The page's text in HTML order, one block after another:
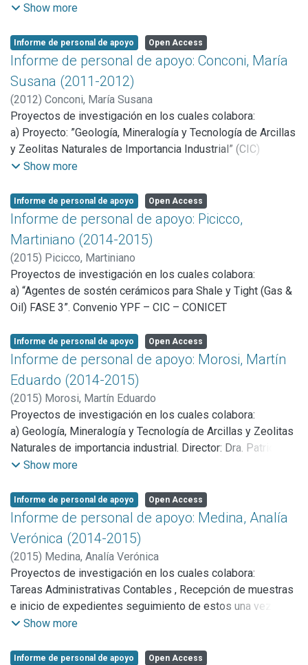
b) “Materiales cerámicos-refractarios basados en zirconia
Show more
Informe de personal de apoyo Open Access
Informe de personal de apoyo: Conconi, María
Susana (2011-2012)
(2012) Conconi, María Susana
Proyectos de investigación en los cuales colabora:
a) Proyecto: ”Geología, Mineralogía y Tecnología de Arcillas
y Zeolitas Naturales de Importancia Industrial” (CIC)
dirigido por la Dra. Patricia E. Zalba. (Inv. CIC)
naturales y suelos”. SECyT – ANPCyT No 23-32678.
Dirigido por la Investigadora María dos Santos Afonso.
c) Proyecto: “Materiales cerámicos refractarios basados en
Zirconia con aplicaciones tecnológicas”, Agencia Nacional
de Promoción Científica y Tecnológica, PICT 2007-01169.
(1-4-2009/30-4-2011) Participante, Director, Dr. E. Aglietti.
d) Proyecto: “Procesamiento coloidal, diseño y evaluación
de cerámicos y compositos basados en zirconia (ZrO2)”
Participante, (PIP. 0775/09). 2010-2012 Directora: Ing.
Liliana Beatriz Garrido.
e) Proyecto: “Agentes de Sostén Cerámicos para Shale y
Tight (Gas & oil) – Fase I – Fabricación a Escala
Laboratorio”. Por Convenio entre YPF- CONICET- CICPBA
(12/3/12 – 13/3/2013)
Show more
Informe de personal de apoyo Open Access
Informe de personal de apoyo: Picicco,
Martiniano (2014-2015)
(2015) Picicco, Martiniano
Proyectos de investigación en los cuales colabora:
a) “Agentes de sostén cerámicos para Shale y Tight (Gas &
Oil) FASE 3”. Convenio YPF – CIC – CONICET
Informe de personal de apoyo Open Access
Informe de personal de apoyo: Morosi, Martín
Eduardo (2014-2015)
(2015) Morosi, Martín Eduardo
Proyectos de investigación en los cuales colabora:
a) Geología, Mineralogía y Tecnología de Arcillas y Zeolitas
Naturales de importancia industrial. Director: Dra. Patricia
Zalba. Institución: Comisión de Investigaciones Científicas
arqueológicas en el valle de Hualfìn durante el periodo de
desarrollos regionales/inka. 11/N669 (Catamarca
Argentina).Director: Bárbara Balesta. Institución: Laboratorio
de Análisis Cerámico (LAC) UNLP
c) Agentes de sostén cerámicos para shale y tight (Gas and
Oil). Fase II. Convenio CONICET-CIC- YTEC. Dirigido por
Alberto Scian. Integrante del proyecto (Febrero 2014 y
continúa)
Show more
Informe de personal de apoyo Open Access
Informe de personal de apoyo: Medina, Analía
Verónica (2014-2015)
(2015) Medina, Analía Verónica
Proyectos de investigación en los cuales colabora:
Tareas Administrativas Contables , Recepción de muestras
e inicio de expedientes seguimiento de estos una vez
terminado el ensayo correspondiente . Confección de
con el cliente.
Show more
Informe de personal de apoyo Open Access